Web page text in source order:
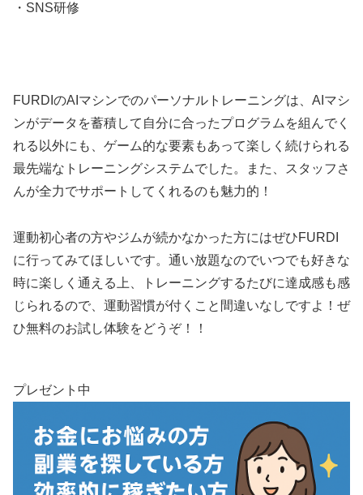
・SNS研修
FURDIのAIマシンでのパーソナルトレーニングは、AIマシ
ンがデータを蓄積して自分に合ったプログラムを組んでく
れる以外にも、ゲーム的な要素もあって楽しく続けられる
最先端なトレーニングシステムでした。また、スタッフさ
んが全力でサポートしてくれるのも魅力的！
運動初心者の方やジムが続かなかった方にはぜひFURDI
に行ってみてほしいです。通い放題なのでいつでも好きな
時に楽しく通える上、トレーニングするたびに達成感も感
じられるので、運動習慣が付くこと間違いなしですよ！ぜ
ひ無料のお試し体験をどうぞ！！
プレゼント中